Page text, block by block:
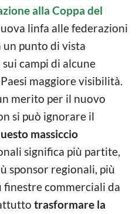
alla Coppa del
linfa alle federazioni
un punto di vista
campi di alcune
maggiore visibilità.
merito per il nuovo
si può ignorare il
massiccio
significa più partite,
sponsor regionali, più
finestre commerciali da
trasformare la